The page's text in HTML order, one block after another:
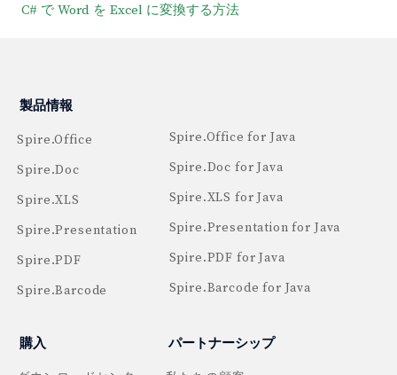
C# で Word を Excel に変換する方法
製品情報
Spire.Office
Spire.Doc
Spire.XLS
Spire.Presentation
Spire.PDF
Spire.Barcode
Spire.Office for Java
Spire.Doc for Java
Spire.XLS for Java
Spire.Presentation for Java
Spire.PDF for Java
Spire.Barcode for Java
購入 パートナーシップ